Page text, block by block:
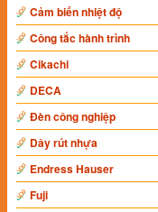
Cảm biến nhiệt độ
Công tắc hành trình
Cikachi
DECA
Đèn công nghiệp
Dây rút nhựa
Endress Hauser
Fuji